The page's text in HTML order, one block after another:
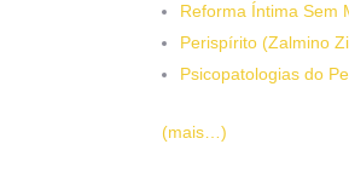
Reforma Íntima Sem
Perispírito (Zalmino
Psicopatologias do
(mais…)